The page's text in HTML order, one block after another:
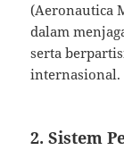
(Aeronautica
dalam
serta
internasional.
2. Sistem